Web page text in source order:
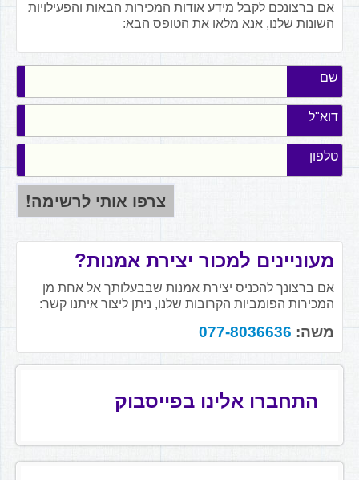
אם ברצונכם לקבל מידע אודות המכירות הבאות והפעילויות
השונות שלנו, אנא מלאו את הטופס הבא:
שם
דוא"ל
טלפון
מעוניינים למכור יצירת אמנות?
אם ברצונך להכניס יצירת אמנות שבבעלותך אל אחת מן
המכירות הפומביות הקרובות שלנו, ניתן ליצור איתנו קשר:
משה: 077-8036636
התחברו אלינו בפייסבוק